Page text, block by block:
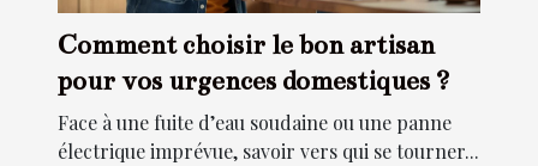
Comment choisir le bon artisan
pour vos urgences domestiques ?
Face à une fuite d’eau soudaine ou une panne
électrique imprévue, savoir vers qui se tourner...